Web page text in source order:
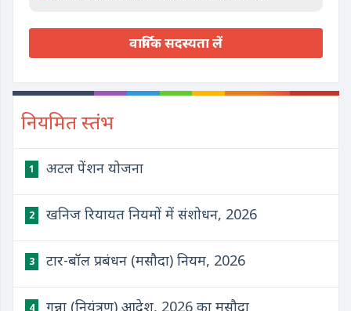
वार्षिक सदस्यता लें
नियमित स्तंभ
1 अटल पेंशन योजना
2 खनिज रियायत नियमों में संशोधन, 2026
3 टार-बॉल प्रबंधन (मसौदा) नियम, 2026
4 गन्ना (नियंत्रण) आदेश, 2026 का मसौदा